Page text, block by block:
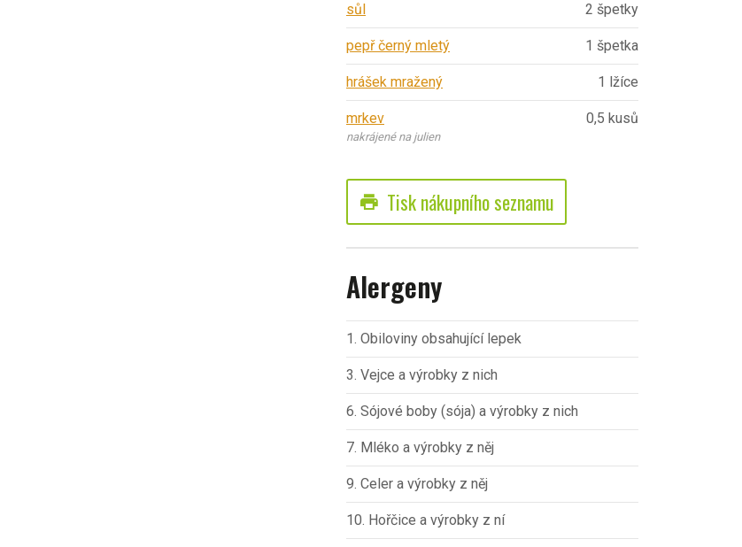
sůl 2 špetky
pepř černý mletý 1 špetka
hrášek mražený 1 lžíce
mrkev
nakrájené na julien
0,5 kusů
print Tisk nákupního seznamu
Alergeny
1. Obiloviny obsahující lepek
3. Vejce a výrobky z nich
6. Sójové boby (sója) a výrobky z nich
7. Mléko a výrobky z něj
9. Celer a výrobky z něj
10. Hořčice a výrobky z ní